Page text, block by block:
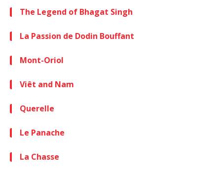
The Legend of Bhagat Singh
La Passion de Dodin Bouffant
Mont-Oriol
Viêt and Nam
Querelle
Le Panache
La Chasse